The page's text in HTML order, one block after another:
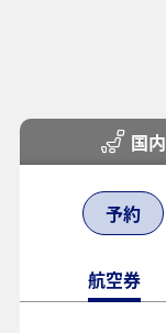
国内
予約
航空券